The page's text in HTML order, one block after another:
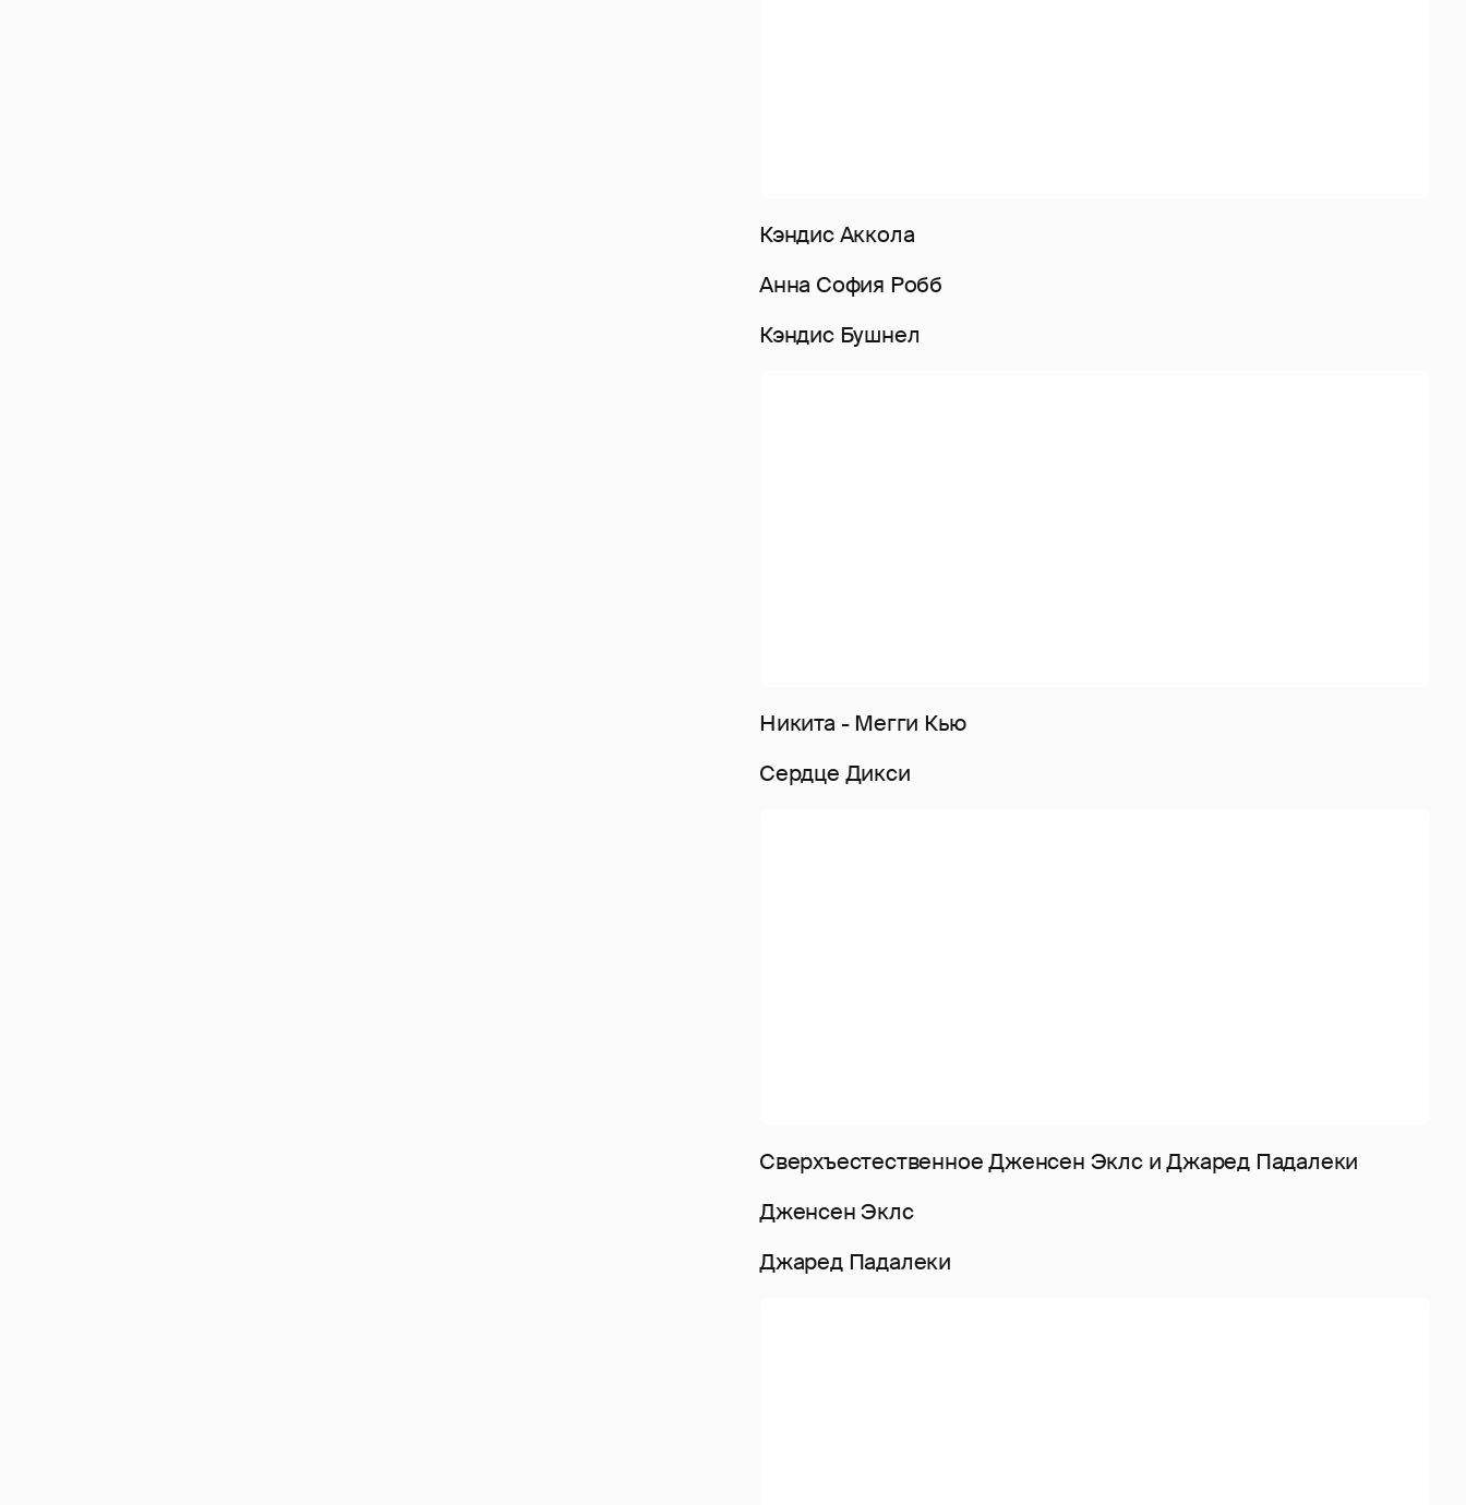
Кэндис Аккола
Анна София Робб
Кэндис Бушнел
Никита - Мегги Кью
Сердце Дикси
Сверхъестественное Дженсен Эклс и Джаред Падалеки
Дженсен Эклс
Джаред Падалеки